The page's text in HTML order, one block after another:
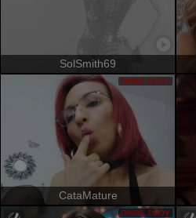
SolSmith69
CataMature
ΠΡΙΒΈ ΣΌΟΥ
ΠΡΙΒΈ ΣΌΟΥ